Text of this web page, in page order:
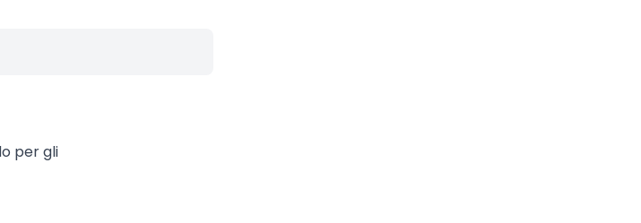
per gli